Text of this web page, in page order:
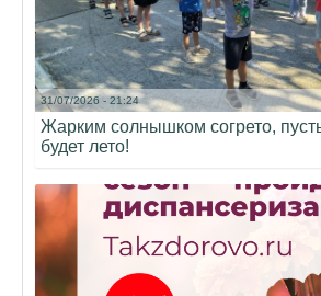
31/07/2026 - 21:24
Жарким солнышком согрето,
будет лето!